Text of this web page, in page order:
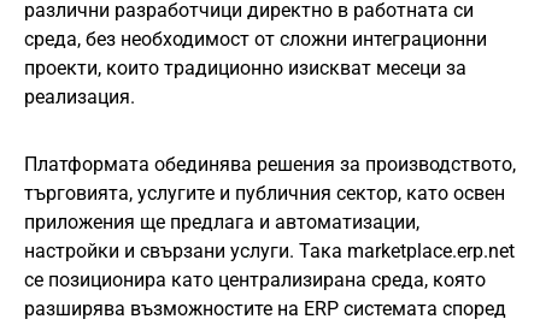
различни разработчици директно в работната си
среда, без необходимост от сложни интеграционни
проекти, които традиционно изискват месеци за
реализация.
Платформата обединява решения за производството,
търговията, услугите и публичния сектор, като освен
приложения ще предлага и автоматизации,
настройки и свързани услуги. Така marketplace.erp.net
се позиционира като централизирана среда, която
разширява възможностите на ERP системата според